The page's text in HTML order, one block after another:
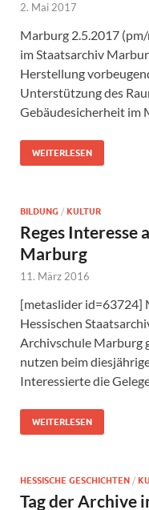
2. Mai 2017
Marburg 2.5.2017
im Staatsarchiv
Herstellung
Unterstützung des
Gebäudesicherheit im
WEITERLESEN
BILDUNG / KULTUR
Reges Interesse
Marburg
11. März 2016
[metaslider id=63724]
Hessischen
Archivschule Marburg
nutzen beim
Interessierte die
WEITERLESEN
HESSISCHE GESCHICHTEN /
Tag der Archive